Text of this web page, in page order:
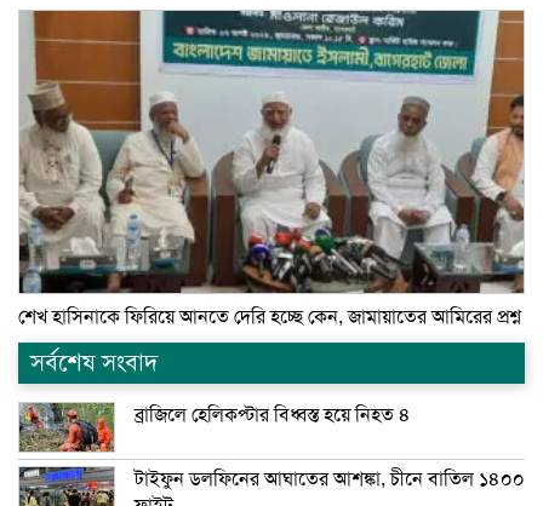
শেখ হাসিনাকে ফিরিয়ে আনতে দেরি হচ্ছে কেন, জামায়াতের আমিরের প্রশ্ন
সর্বশেষ সংবাদ
ব্রাজিলে হেলিকপ্টার বিধ্বস্ত হয়ে নিহত ৪
টাইফুন ডলফিনের আঘাতের আশঙ্কা, চীনে বাতিল ১৪০০